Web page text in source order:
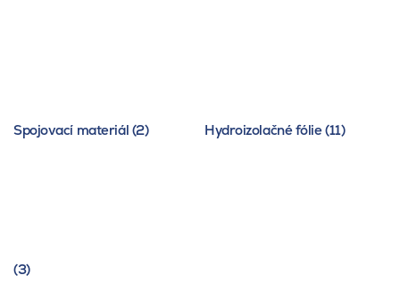
Spojovací materiál (2) Hydroizolačné fólie (11)
(3)